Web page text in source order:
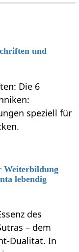
und
Die 6
speziell für
Weiterbildung
lebendig
des
– dem
Dualität. In